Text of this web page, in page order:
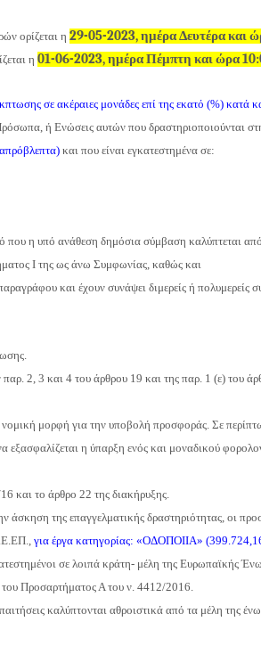
ορίζεται η29-05-2023, ημέρα Δευτέρα και
η01-06-2023, ημέρα Πέμπτη και ώρα
σε ακέραιες μονάδες επί της εκατό (%) κατά
ή Ενώσεις αυτών που δραστηριοποιούνται
και που είναι εγκατεστημένα σε:
που η υπό ανάθεση δημόσια σύμβαση καλύπτεται
I της ως άνω Συμφωνίας, καθώς και
και έχουν συνάψει διμερείς ή πολυμερείς
2, 3 και 4 του άρθρου 19 και της παρ. 1 (ε) του
νομική μορφή για την υποβολή προσφοράς. Σε
εξασφαλίζεται η ύπαρξη ενός και μοναδικού
και το άρθρο 22 της διακήρυξης.
της επαγγελματικής δραστηριότητας, οι
για έργα κατηγορίας:«ΟΔΟΠΟΙΙΑ»
σε λοιπά κράτη- μέλη της Ευρωπαϊκής
του Προσαρτήματος Α του ν. 4412/2016.
καλύπτονται αθροιστικά από τα μέλη της